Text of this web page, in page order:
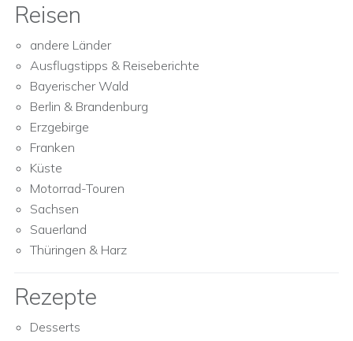
Reisen
andere Länder
Ausflugstipps & Reiseberichte
Bayerischer Wald
Berlin & Brandenburg
Erzgebirge
Franken
Küste
Motorrad-Touren
Sachsen
Sauerland
Thüringen & Harz
Rezepte
Desserts